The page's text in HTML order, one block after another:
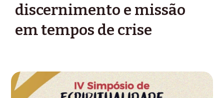
discernimento e missão
em tempos de crise